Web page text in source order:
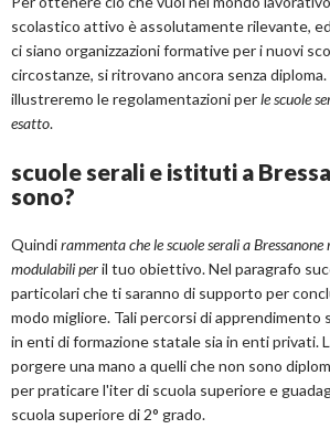
scolastico attivo è assolutamente rilevante,
ci siano organizzazioni formative per i nuovi
circostanze, si ritrovano ancora senza
illustreremo le regolamentazioni perle scuole
esatto.
scuole serali e istituti a
sono?
Quindirammenta che le scuole serali a
modulabili peril tuo obiettivo. Nel paragrafo
particolari che ti saranno di supporto per
modo migliore. Tali percorsi di apprendimento
in enti di formazione statale sia in enti privati.
porgere una mano a quelli che non sono
per praticare l'iter di scuola superiore e
scuola superiore di 2° grado.